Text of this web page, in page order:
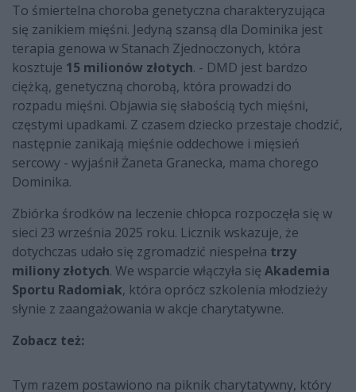
To śmiertelna choroba genetyczna charakteryzująca
się zanikiem mięśni. Jedyną szansą dla Dominika jest
terapia genowa w Stanach Zjednoczonych, która
kosztuje 15 milionów złotych. - DMD jest bardzo
ciężką, genetyczną chorobą, która prowadzi do
rozpadu mięśni. Objawia się słabością tych mięśni,
częstymi upadkami. Z czasem dziecko przestaje chodzić,
następnie zanikają mięśnie oddechowe i mięsień
sercowy - wyjaśnił Żaneta Granecka, mama chorego
Dominika.
Zbiórka środków na leczenie chłopca rozpoczęła się w
sieci 23 września 2025 roku. Licznik wskazuje, że
dotychczas udało się zgromadzić niespełna trzy
miliony złotych. We wsparcie włączyła się Akademia
Sportu Radomiak, która oprócz szkolenia młodzieży
słynie z zaangażowania w akcje charytatywne.
Zobacz też:
Tym razem postawiono na piknik charytatywny, który